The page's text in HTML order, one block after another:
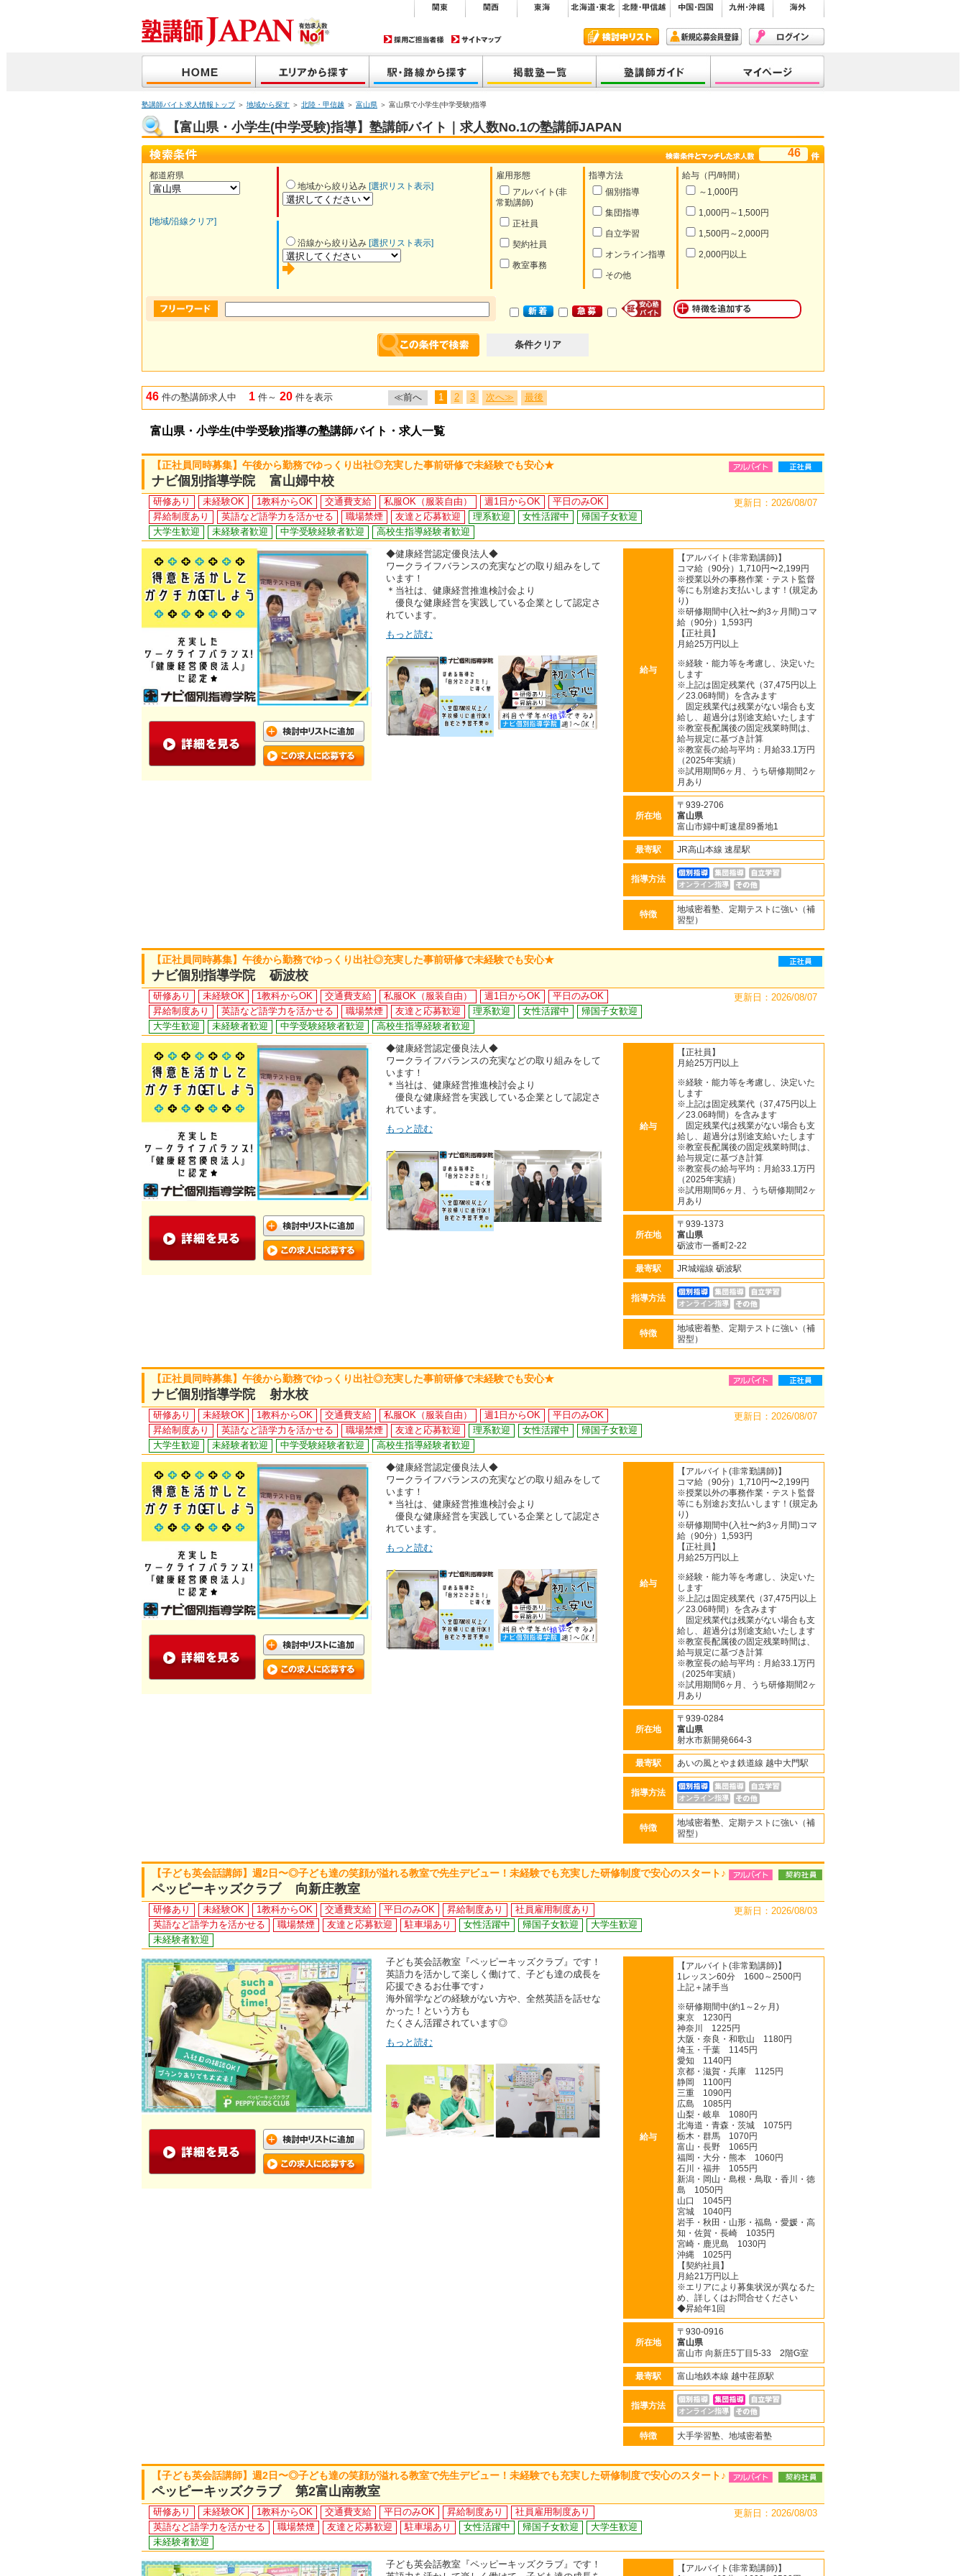
塾講師バイト求人情報トップ＞ 地域から探す ＞ 北陸・甲信越 ＞ 富山県 ＞ 富山県で小学生(中学受験)指導
【富山県・小学生(中学受験)指導】塾講師バイト｜求人数No.1の塾講師JAPAN
46
都道府県
[地域/沿線クリア]
地域から絞り込み [選択リスト表示]
雇用形態
アルバイト(非
常勤講師)
正社員
契約社員
教室事務
指導方法
個別指導
集団指導
自立学習
オンライン指導
その他
給与（円/時間）
～1,000円
1,000円～1,500円
1,500円～2,000円
2,000円以上
沿線から絞り込み [選択リスト表示]
条件クリア
46 件の塾講師求人中 1 件～ 20 件を表示 ≪前へ 1 2 3 次へ≫ 最後
富山県・小学生(中学受験)指導の塾講師バイト・求人一覧
【正社員同時募集】午後から勤務でゆっくり出社◎充実した事前研修で未経験でも安心★
ナビ個別指導学院 富山婦中校
研修あり 未経験OK 1教科からOK 交通費支給 私服OK（服装自由） 週1日からOK
平日のみOK
昇給制度あり
英語など語学力を活かせる 職場禁煙 友達と応募歓迎 理系歓迎 女性活躍中
帰国子女歓迎
大学生歓迎
未経験者歓迎 中学受験経験者歓迎 高校生指導経験者歓迎
更新日：2026/08/07
◆健康経営認定優良法人◆
ワークライフバランスの充実などの取り組みをして
います！
＊当社は、健康経営推進検討会より
優良な健康経営を実践している企業として認定さ
れています。
もっと読む
給与
【アルバイト(非常勤講師)】
コマ給（90分）1,710円〜2,199円
※授業以外の事務作業・テスト監督
等にも別途お支払いします！(規定あ
り)
※研修期間中(入社〜約3ヶ月間)コマ
給（90分）1,593円
【正社員】
月給25万円以上
※経験・能力等を考慮し、決定いた
します
※上記は固定残業代（37,475円以上
／23.06時間）を含みます
固定残業代は残業がない場合も支
給し、超過分は別途支給いたします
※教室長配属後の固定残業時間は、
給与規定に基づき計算
※教室長の給与平均：月給33.1万円
（2025年実績）
※試用期間6ヶ月、うち研修期間2ヶ
月あり
所在地
〒939-2706
富山県
富山市婦中町速星89番地1
最寄駅 JR高山本線 速星駅
指導方法
オンライン指導
特徴
地域密着塾、定期テストに強い（補
習型）
【正社員同時募集】午後から勤務でゆっくり出社◎充実した事前研修で未経験でも安心★
ナビ個別指導学院 砺波校
研修あり 未経験OK 1教科からOK 交通費支給 私服OK（服装自由） 週1日からOK
平日のみOK
昇給制度あり
英語など語学力を活かせる 職場禁煙 友達と応募歓迎 理系歓迎 女性活躍中
帰国子女歓迎
大学生歓迎
未経験者歓迎 中学受験経験者歓迎 高校生指導経験者歓迎
更新日：2026/08/07
◆健康経営認定優良法人◆
ワークライフバランスの充実などの取り組みをして
います！
＊当社は、健康経営推進検討会より
優良な健康経営を実践している企業として認定さ
れています。
もっと読む
給与
【正社員】
月給25万円以上
※経験・能力等を考慮し、決定いた
します
※上記は固定残業代（37,475円以上
／23.06時間）を含みます
固定残業代は残業がない場合も支
給し、超過分は別途支給いたします
※教室長配属後の固定残業時間は、
給与規定に基づき計算
※教室長の給与平均：月給33.1万円
（2025年実績）
※試用期間6ヶ月、うち研修期間2ヶ
月あり
所在地
〒939-1373
富山県
砺波市一番町2-22
最寄駅 JR城端線 砺波駅
指導方法
オンライン指導
特徴
地域密着塾、定期テストに強い（補
習型）
【正社員同時募集】午後から勤務でゆっくり出社◎充実した事前研修で未経験でも安心★
ナビ個別指導学院 射水校
研修あり 未経験OK 1教科からOK 交通費支給 私服OK（服装自由） 週1日からOK
平日のみOK
昇給制度あり
英語など語学力を活かせる 職場禁煙 友達と応募歓迎 理系歓迎 女性活躍中
帰国子女歓迎
大学生歓迎
未経験者歓迎 中学受験経験者歓迎 高校生指導経験者歓迎
更新日：2026/08/07
◆健康経営認定優良法人◆
ワークライフバランスの充実などの取り組みをして
います！
＊当社は、健康経営推進検討会より
優良な健康経営を実践している企業として認定さ
れています。
もっと読む
給与
【アルバイト(非常勤講師)】
コマ給（90分）1,710円〜2,199円
※授業以外の事務作業・テスト監督
等にも別途お支払いします！(規定あ
り)
※研修期間中(入社〜約3ヶ月間)コマ
給（90分）1,593円
【正社員】
月給25万円以上
※経験・能力等を考慮し、決定いた
します
※上記は固定残業代（37,475円以上
／23.06時間）を含みます
固定残業代は残業がない場合も支
給し、超過分は別途支給いたします
※教室長配属後の固定残業時間は、
給与規定に基づき計算
※教室長の給与平均：月給33.1万円
（2025年実績）
※試用期間6ヶ月、うち研修期間2ヶ
月あり
所在地
〒939-0284
富山県
射水市新開発664-3
最寄駅 あいの風とやま鉄道線 越中大門駅
指導方法
オンライン指導
特徴
地域密着塾、定期テストに強い（補
習型）
【子ども英会話講師】週2日〜◎子ども達の笑顔が溢れる教室で先生デビュー！未経験でも充実した研修制度で安心のスタート♪
ペッピーキッズクラブ 向新庄教室
研修あり 未経験OK 1教科からOK 交通費支給 平日のみOK 昇給制度あり
社員雇用制度あり
英語など語学力を活かせる
職場禁煙 友達と応募歓迎 駐車場あり 女性活躍中 帰国子女歓迎
大学生歓迎
未経験者歓迎
更新日：2026/08/03
子ども英会話教室『ペッピーキッズクラブ』です！
英語力を活かして楽しく働けて、子ども達の成長を
応援できるお仕事です♪
海外留学などの経験がない方や、全然英語を話せな
かった！という方も
たくさん活躍されています◎
もっと読む
給与
【アルバイト(非常勤講師)】
1レッスン60分 1600～2500円
上記＋諸手当
※研修期間中(約1～2ヶ月)
東京 1230円
神奈川 1225円
大阪・奈良・和歌山 1180円
埼玉・千葉 1145円
愛知 1140円
京都・滋賀・兵庫 1125円
静岡 1100円
三重 1090円
広島 1085円
山梨・岐阜 1080円
北海道・青森・茨城 1075円
栃木・群馬 1070円
富山・長野 1065円
福岡・大分・熊本 1060円
石川・福井 1055円
新潟・岡山・島根・鳥取・香川・徳
島 1050円
山口 1045円
宮城 1040円
岩手・秋田・山形・福島・愛媛・高
知・佐賀・長崎 1035円
宮崎・鹿児島 1030円
沖縄 1025円
【契約社員】
月給21万円以上
※エリアにより募集状況が異なるた
め、詳しくはお問合せください
◆昇給年1回
所在地
〒930-0916
富山県
富山市 向新庄5丁目5-33 2階G室
最寄駅 富山地鉄本線 越中荏原駅
指導方法
オンライン指導
特徴 大手学習塾、地域密着塾
【子ども英会話講師】週2日〜◎子ども達の笑顔が溢れる教室で先生デビュー！未経験でも充実した研修制度で安心のスタート♪
ペッピーキッズクラブ 第2富山南教室
研修あり 未経験OK 1教科からOK 交通費支給 平日のみOK 昇給制度あり
社員雇用制度あり
英語など語学力を活かせる
職場禁煙 友達と応募歓迎 駐車場あり 女性活躍中 帰国子女歓迎
大学生歓迎
未経験者歓迎
更新日：2026/08/03
子ども英会話教室『ペッピーキッズクラブ』です！
【アルバイト(非常勤講師)】